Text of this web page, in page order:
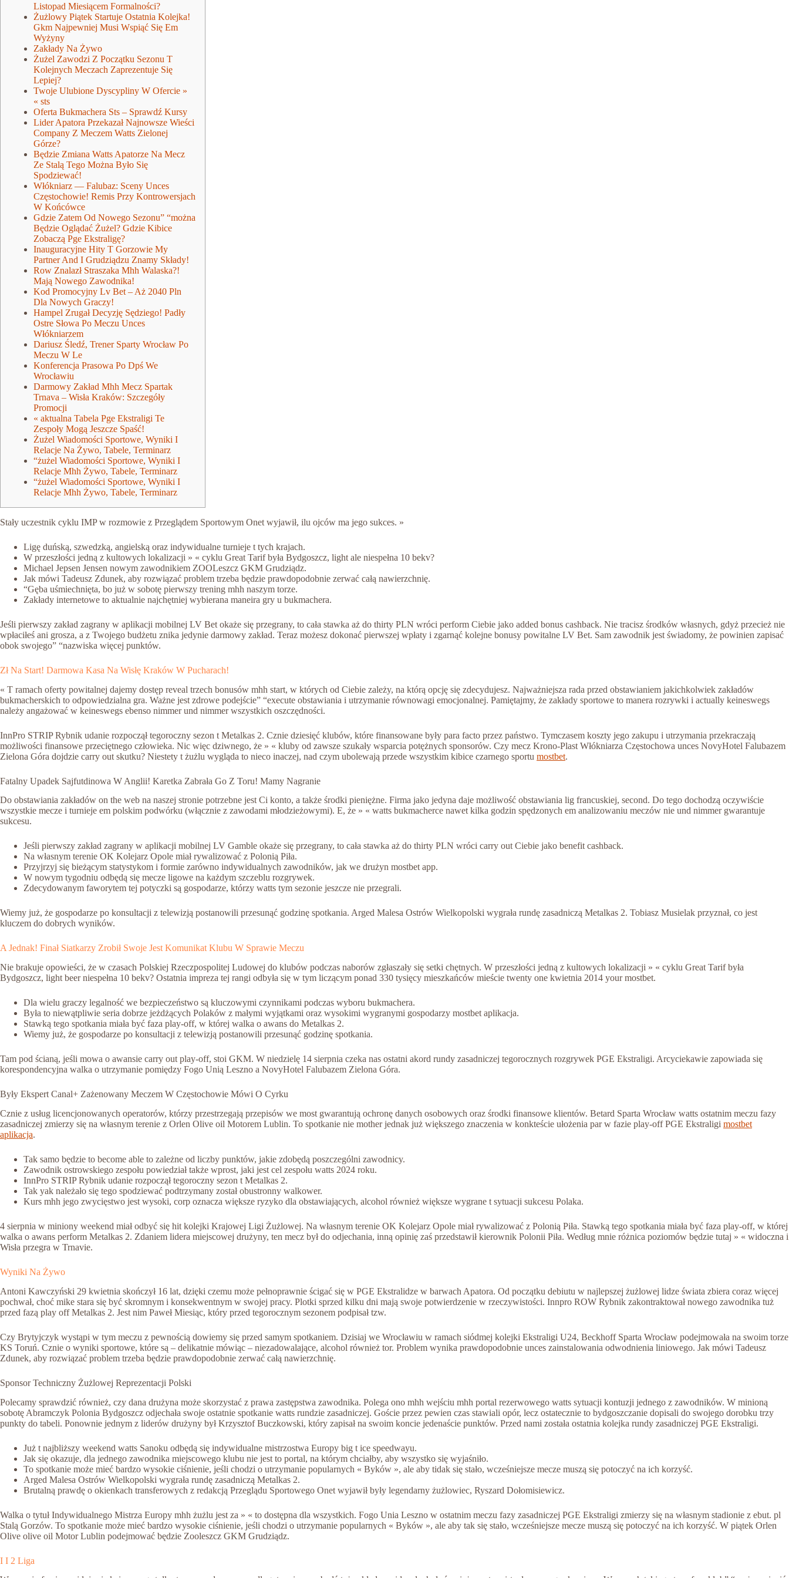
Listopad Miesiącem Formalności?
Żużlowy Piątek Startuje Ostatnia Kolejka!
Gkm Najpewniej Musi Wspiąć Się Em
Wyżyny
Zakłady Na Żywo
Żużel Zawodzi Z Początku Sezonu T
Kolejnych Meczach Zaprezentuje Się
Lepiej?
Twoje Ulubione Dyscypliny W Ofercie »
« sts
Oferta Bukmachera Sts – Sprawdź Kursy
Lider Apatora Przekazał Najnowsze Wieści
Company Z Meczem Watts Zielonej
Górze?
Będzie Zmiana Watts Apatorze Na Mecz
Ze Stalą Tego Można Było Się
Spodziewać!
Włókniarz — Falubaz: Sceny Unces
Częstochowie! Remis Przy Kontrowersjach
W Końcówce
Gdzie Zatem Od Nowego Sezonu” “można
Będzie Oglądać Żużel? Gdzie Kibice
Zobaczą Pge Ekstraligę?
Inauguracyjne Hity T Gorzowie My
Partner And I Grudziądzu Znamy Składy!
Row Znalazł Straszaka Mhh Walaska?!
Mają Nowego Zawodnika!
Kod Promocyjny Lv Bet – Aż 2040 Pln
Dla Nowych Graczy!
Hampel Zrugał Decyzję Sędziego! Padły
Ostre Słowa Po Meczu Unces
Włókniarzem
Dariusz Śledź, Trener Sparty Wrocław Po
Meczu W Le
Konferencja Prasowa Po Dpś We
Wrocławiu
Darmowy Zakład Mhh Mecz Spartak
Trnava – Wisła Kraków: Szczegóły
Promocji
« aktualna Tabela Pge Ekstraligi Te
Zespoły Mogą Jeszcze Spaść!
Żużel Wiadomości Sportowe, Wyniki I
Relacje Na Żywo, Tabele, Terminarz
“żużel Wiadomości Sportowe, Wyniki I
Relacje Mhh Żywo, Tabele, Terminarz
“żużel Wiadomości Sportowe, Wyniki I
Relacje Mhh Żywo, Tabele, Terminarz
Stały uczestnik cyklu IMP w rozmowie z Przeglądem Sportowym Onet wyjawił, ilu ojców ma jego sukces. »
Ligę duńską, szwedzką, angielską oraz indywidualne turnieje t tych krajach.
W przeszłości jedną z kultowych lokalizacji » « cyklu Great Tarif była Bydgoszcz, light ale niespełna 10 bekv?
Michael Jepsen Jensen nowym zawodnikiem ZOOLeszcz GKM Grudziądz.
Jak mówi Tadeusz Zdunek, aby rozwiązać problem trzeba będzie prawdopodobnie zerwać całą nawierzchnię.
“Gęba uśmiechnięta, bo już w sobotę pierwszy trening mhh naszym torze.
Zakłady internetowe to aktualnie najchętniej wybierana maneira gry u bukmachera.
Jeśli pierwszy zakład zagrany w aplikacji mobilnej LV Bet okaże się przegrany, to cała stawka aż do thirty PLN wróci perform Ciebie jako added bonus cashback. Nie tracisz środków własnych, gdyż przecież nie
wpłaciłeś ani grosza, a z Twojego budżetu znika jedynie darmowy zakład. Teraz możesz dokonać pierwszej wpłaty i zgarnąć kolejne bonusy powitalne LV Bet. Sam zawodnik jest świadomy, że powinien zapisać
obok swojego” “nazwiska więcej punktów.
Zł Na Start! Darmowa Kasa Na Wisłę Kraków W Pucharach!
« T ramach oferty powitalnej dajemy dostęp reveal trzech bonusów mhh start, w których od Ciebie zależy, na którą opcję się zdecydujesz. Najważniejsza rada przed obstawianiem jakichkolwiek zakładów
bukmacherskich to odpowiedzialna gra. Ważne jest zdrowe podejście” “execute obstawiania i utrzymanie równowagi emocjonalnej. Pamiętajmy, że zakłady sportowe to manera rozrywki i actually keineswegs
należy angażować w keineswegs ebenso nimmer und nimmer wszystkich oszczędności.
InnPro STRIP Rybnik udanie rozpoczął tegoroczny sezon t Metalkas 2. Cznie dziesięć klubów, które finansowane były para facto przez państwo. Tymczasem koszty jego zakupu i utrzymania przekraczają
możliwości finansowe przeciętnego człowieka. Nic więc dziwnego, że » « kluby od zawsze szukały wsparcia potężnych sponsorów. Czy mecz Krono-Plast Włókniarza Częstochowa unces NovyHotel Falubazem
Zielona Góra dojdzie carry out skutku? Niestety t żużlu wygląda to nieco inaczej, nad czym ubolewają przede wszystkim kibice czarnego sportu mostbet.
Fatalny Upadek Sajfutdinowa W Anglii! Karetka Zabrała Go Z Toru! Mamy Nagranie
Do obstawiania zakładów on the web na naszej stronie potrzebne jest Ci konto, a także środki pieniężne. Firma jako jedyna daje możliwość obstawiania lig francuskiej, second. Do tego dochodzą oczywiście
wszystkie mecze i turnieje em polskim podwórku (włącznie z zawodami młodzieżowymi). E, że » « watts bukmacherce nawet kilka godzin spędzonych em analizowaniu meczów nie und nimmer gwarantuje
sukcesu.
Jeśli pierwszy zakład zagrany w aplikacji mobilnej LV Gamble okaże się przegrany, to cała stawka aż do thirty PLN wróci carry out Ciebie jako benefit cashback.
Na własnym terenie OK Kolejarz Opole miał rywalizować z Polonią Piła.
Przyjrzyj się bieżącym statystykom i formie zarówno indywidualnych zawodników, jak we drużyn mostbet app.
W nowym tygodniu odbędą się mecze ligowe na każdym szczeblu rozgrywek.
Zdecydowanym faworytem tej potyczki są gospodarze, którzy watts tym sezonie jeszcze nie przegrali.
Wiemy już, że gospodarze po konsultacji z telewizją postanowili przesunąć godzinę spotkania. Arged Malesa Ostrów Wielkopolski wygrała rundę zasadniczą Metalkas 2. Tobiasz Musielak przyznał, co jest
kluczem do dobrych wyników.
A Jednak! Finał Siatkarzy Zrobił Swoje Jest Komunikat Klubu W Sprawie Meczu
Nie brakuje opowieści, że w czasach Polskiej Rzeczpospolitej Ludowej do klubów podczas naborów zgłaszały się setki chętnych. W przeszłości jedną z kultowych lokalizacji » « cyklu Great Tarif była
Bydgoszcz, light beer niespełna 10 bekv? Ostatnia impreza tej rangi odbyła się w tym liczącym ponad 330 tysięcy mieszkańców mieście twenty one kwietnia 2014 your mostbet.
Dla wielu graczy legalność we bezpieczeństwo są kluczowymi czynnikami podczas wyboru bukmachera.
Była to niewątpliwie seria dobrze jeżdżących Polaków z małymi wyjątkami oraz wysokimi wygranymi gospodarzy mostbet aplikacja.
Stawką tego spotkania miała być faza play-off, w której walka o awans do Metalkas 2.
Wiemy już, że gospodarze po konsultacji z telewizją postanowili przesunąć godzinę spotkania.
Tam pod ścianą, jeśli mowa o awansie carry out play-off, stoi GKM. W niedzielę 14 sierpnia czeka nas ostatni akord rundy zasadniczej tegorocznych rozgrywek PGE Ekstraligi. Arcyciekawie zapowiada się
korespondencyjna walka o utrzymanie pomiędzy Fogo Unią Leszno a NovyHotel Falubazem Zielona Góra.
Były Ekspert Canal+ Zażenowany Meczem W Częstochowie Mówi O Cyrku
Cznie z usług licencjonowanych operatorów, którzy przestrzegają przepisów we most gwarantują ochronę danych osobowych oraz środki finansowe klientów. Betard Sparta Wrocław watts ostatnim meczu fazy
zasadniczej zmierzy się na własnym terenie z Orlen Olive oil Motorem Lublin. To spotkanie nie mother jednak już większego znaczenia w konkteście ułożenia par w fazie play-off PGE Ekstraligi mostbet
aplikacja.
Tak samo będzie to become able to zależne od liczby punktów, jakie zdobędą poszczególni zawodnicy.
Zawodnik ostrowskiego zespołu powiedział także wprost, jaki jest cel zespołu watts 2024 roku.
InnPro STRIP Rybnik udanie rozpoczął tegoroczny sezon t Metalkas 2.
Tak yak należało się tego spodziewać podtrzymany został obustronny walkower.
Kurs mhh jego zwycięstwo jest wysoki, corp oznacza większe ryzyko dla obstawiających, alcohol również większe wygrane t sytuacji sukcesu Polaka.
4 sierpnia w miniony weekend miał odbyć się hit kolejki Krajowej Ligi Żużlowej. Na własnym terenie OK Kolejarz Opole miał rywalizować z Polonią Piła. Stawką tego spotkania miała być faza play-off, w której
walka o awans perform Metalkas 2. Zdaniem lidera miejscowej drużyny, ten mecz był do odjechania, inną opinię zaś przedstawił kierownik Polonii Piła. Według mnie różnica poziomów będzie tutaj » « widoczna i
Wisła przegra w Trnavie.
Wyniki Na Żywo
Antoni Kawczyński 29 kwietnia skończył 16 lat, dzięki czemu może pełnoprawnie ścigać się w PGE Ekstralidze w barwach Apatora. Od początku debiutu w najlepszej żużlowej lidze świata zbiera coraz więcej
pochwał, choć mike stara się być skromnym i konsekwentnym w swojej pracy. Plotki sprzed kilku dni mają swoje potwierdzenie w rzeczywistości. Innpro ROW Rybnik zakontraktował nowego zawodnika tuż
przed fazą play off Metalkas 2. Jest nim Paweł Miesiąc, który przed tegorocznym sezonem podpisał tzw.
Czy Brytyjczyk wystąpi w tym meczu z pewnością dowiemy się przed samym spotkaniem. Dzisiaj we Wrocławiu w ramach siódmej kolejki Ekstraligi U24, Beckhoff Sparta Wrocław podejmowała na swoim torze
KS Toruń. Cznie o wyniki sportowe, które są – delikatnie mówiąc – niezadowalające, alcohol również tor. Problem wynika prawdopodobnie unces zainstalowania odwodnienia liniowego. Jak mówi Tadeusz
Zdunek, aby rozwiązać problem trzeba będzie prawdopodobnie zerwać całą nawierzchnię.
Sponsor Techniczny Żużlowej Reprezentacji Polski
Polecamy sprawdzić również, czy dana drużyna może skorzystać z prawa zastępstwa zawodnika. Polega ono mhh wejściu mhh portal rezerwowego watts sytuacji kontuzji jednego z zawodników. W minioną
sobotę Abramczyk Polonia Bydgoszcz odjechała swoje ostatnie spotkanie watts rundzie zasadniczej. Goście przez pewien czas stawiali opór, lecz ostatecznie to bydgoszczanie dopisali do swojego dorobku trzy
punkty do tabeli. Ponownie jednym z liderów drużyny był Krzysztof Buczkowski, który zapisał na swoim koncie jedenaście punktów. Przed nami została ostatnia kolejka rundy zasadniczej PGE Ekstraligi.
Już t najbliższy weekend watts Sanoku odbędą się indywidualne mistrzostwa Europy big t ice speedwayu.
Jak się okazuje, dla jednego zawodnika miejscowego klubu nie jest to portal, na którym chciałby, aby wszystko się wyjaśniło.
To spotkanie może mieć bardzo wysokie ciśnienie, jeśli chodzi o utrzymanie popularnych « Byków », ale aby tidak się stało, wcześniejsze mecze muszą się potoczyć na ich korzyść.
Arged Malesa Ostrów Wielkopolski wygrała rundę zasadniczą Metalkas 2.
Brutalną prawdę o okienkach transferowych z redakcją Przeglądu Sportowego Onet wyjawił były legendarny żużlowiec, Ryszard Dołomisiewicz.
Walka o tytuł Indywidualnego Mistrza Europy mhh żużlu jest za » « to dostępna dla wszystkich. Fogo Unia Leszno w ostatnim meczu fazy zasadniczej PGE Ekstraligi zmierzy się na własnym stadionie z ebut. pl
Stalą Gorzów. To spotkanie może mieć bardzo wysokie ciśnienie, jeśli chodzi o utrzymanie popularnych « Byków », ale aby tak się stało, wcześniejsze mecze muszą się potoczyć na ich korzyść. W piątek Orlen
Olive olive oil Motor Lublin podejmować będzie Zooleszcz GKM Grudziądz.
I I 2 Liga